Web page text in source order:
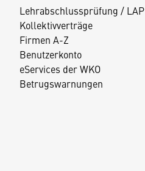
Lehrabschlussprüfung / LAP
Kollektivverträge
Firmen A-Z
Benutzerkonto
eServices der WKO
Betrugswarnungen